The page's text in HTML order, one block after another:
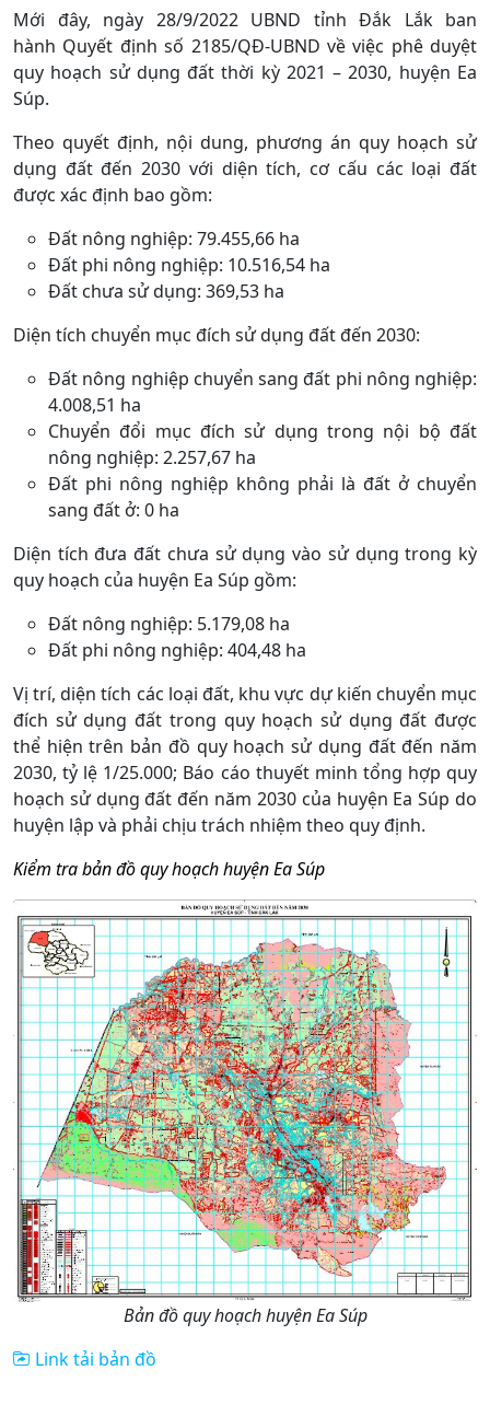
Mới đây, ngày 28/9/2022 UBND tỉnh Đắk Lắk ban
hành Quyết định số 2185/QĐ-UBND về việc phê duyệt
quy hoạch sử dụng đất thời kỳ 2021 – 2030, huyện Ea
Súp.
Theo quyết định, nội dung, phương án quy hoạch sử
dụng đất đến 2030 với diện tích, cơ cấu các loại đất
được xác định bao gồm:
Đất nông nghiệp: 79.455,66 ha
Đất phi nông nghiệp: 10.516,54 ha
Đất chưa sử dụng: 369,53 ha
Diện tích chuyển mục đích sử dụng đất đến 2030:
Đất nông nghiệp chuyển sang đất phi nông nghiệp:
4.008,51 ha
Chuyển đổi mục đích sử dụng trong nội bộ đất
nông nghiệp: 2.257,67 ha
Đất phi nông nghiệp không phải là đất ở chuyển
sang đất ở: 0 ha
Diện tích đưa đất chưa sử dụng vào sử dụng trong kỳ
quy hoạch của huyện Ea Súp gồm:
Đất nông nghiệp: 5.179,08 ha
Đất phi nông nghiệp: 404,48 ha
Vị trí, diện tích các loại đất, khu vực dự kiến chuyển mục
đích sử dụng đất trong quy hoạch sử dụng đất được
thể hiện trên bản đồ quy hoạch sử dụng đất đến năm
2030, tỷ lệ 1/25.000; Báo cáo thuyết minh tổng hợp quy
hoạch sử dụng đất đến năm 2030 của huyện Ea Súp do
huyện lập và phải chịu trách nhiệm theo quy định.
Kiểm tra bản đồ quy hoạch huyện Ea Súp
Bản đồ quy hoạch huyện Ea Súp
Link tải bản đồ